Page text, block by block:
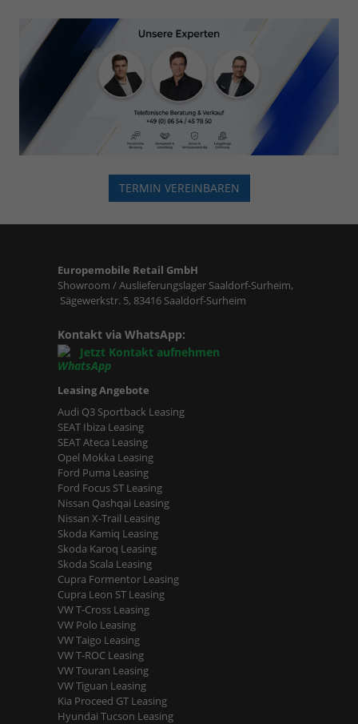
TERMIN VEREINBAREN
Europemobile Retail GmbH
Showroom / Auslieferungslager Saaldorf-Surheim,
Sägewerkstr. 5, 83416 Saaldorf-Surheim
Kontakt via WhatsApp:
Jetzt Kontakt aufnehmen
Leasing Angebote
Audi Q3 Sportback Leasing
SEAT Ibiza Leasing
SEAT Ateca Leasing
Opel Mokka Leasing
Ford Puma Leasing
Ford Focus ST Leasing
Nissan Qashqai Leasing
Nissan X-Trail Leasing
Skoda Kamiq Leasing
Skoda Karoq Leasing
Skoda Scala Leasing
Cupra Formentor Leasing
Cupra Leon ST Leasing
VW T-Cross Leasing
VW Polo Leasing
VW Taigo Leasing
VW T-ROC Leasing
VW Touran Leasing
VW Tiguan Leasing
Kia Proceed GT Leasing
Hyundai Tucson Leasing